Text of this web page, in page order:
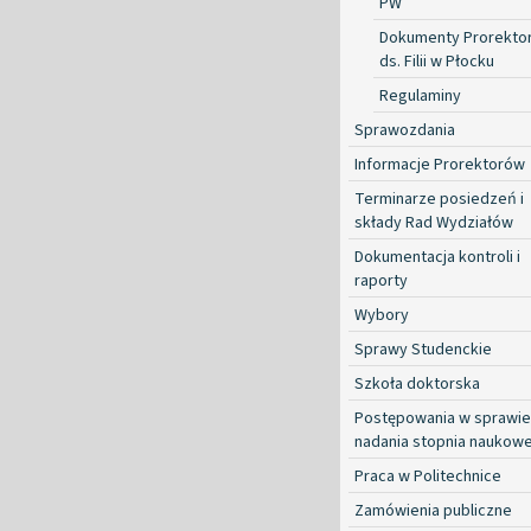
Dokumenty
ds. Filii w Płocku
Regulaminy
Sprawozdania
Informacje Prorektorów
Terminarze posiedzeń i
składy Rad Wydziałów
Dokumentacja kontroli i
raporty
Wybory
Sprawy Studenckie
Szkoła doktorska
Postępowania w sprawie
nadania stopnia
Praca w Politechnice
Zamówienia publiczne